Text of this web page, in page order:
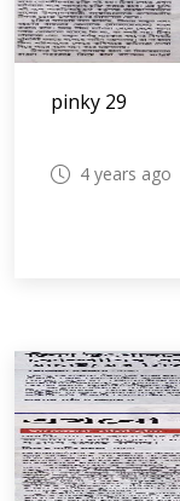
pinky 29
4 years ago